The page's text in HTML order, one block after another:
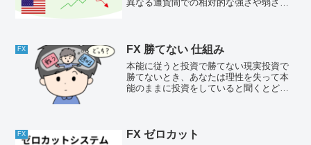
異なる通貨間での相対的な強さや弱さを
レードの判断材料とす...
FX FX 勝てない 仕組み
本能に従うと投資で勝てない現実投資で
勝てないとき、あなたは理性を失って本
能のままに投資をしていると聞くとどう
生存戦略と対立する行動だか...
FX FX ゼロカット